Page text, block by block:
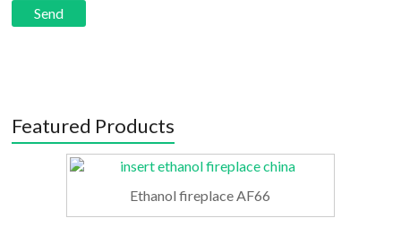
Featured Products
Ethanol fireplace AF66